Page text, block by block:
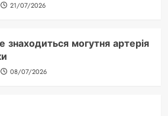
21/07/2026
знаходиться могутня артерія
08/07/2026